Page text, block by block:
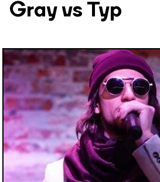
Gray vs Тур